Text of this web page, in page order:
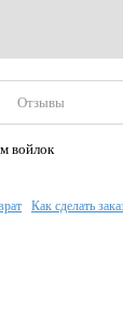
Отзывы
войлок
Как сделать